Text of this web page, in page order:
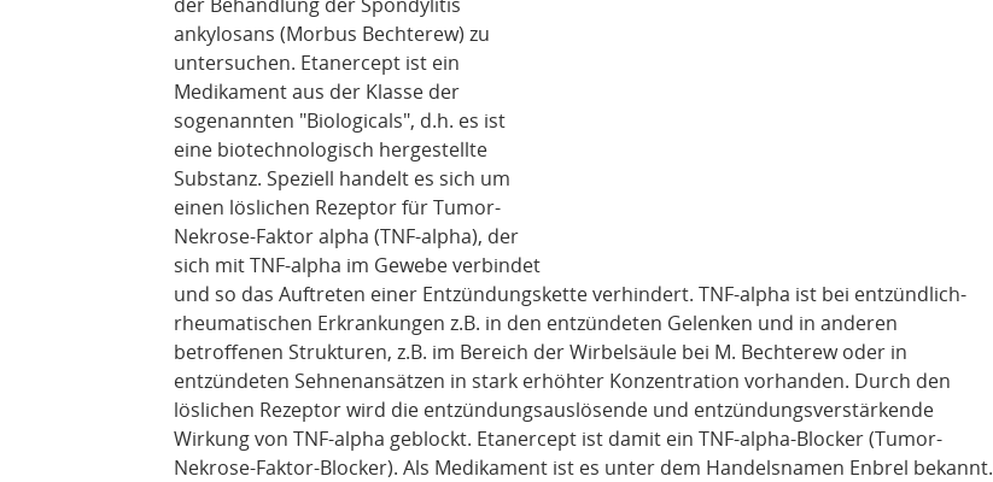
ankylosans (Morbus Bechterew) zu
untersuchen. Etanercept ist ein
Medikament aus der Klasse der
sogenannten "Biologicals", d.h. es ist
eine biotechnologisch hergestellte
Substanz. Speziell handelt es sich um
einen löslichen Rezeptor für Tumor-
Nekrose-Faktor alpha (TNF-alpha), der
sich mit TNF-alpha im Gewebe verbindet
und so das Auftreten einer Entzündungskette verhindert. TNF-alpha ist bei entzündlich-
rheumatischen Erkrankungen z.B. in den entzündeten Gelenken und in anderen
betroffenen Strukturen, z.B. im Bereich der Wirbelsäule bei M. Bechterew oder in
entzündeten Sehnenansätzen in stark erhöhter Konzentration vorhanden. Durch den
löslichen Rezeptor wird die entzündungsauslösende und entzündungsverstärkende
Wirkung von TNF-alpha geblockt. Etanercept ist damit ein TNF-alpha-Blocker (Tumor-
Nekrose-Faktor-Blocker). Als Medikament ist es unter dem Handelsnamen Enbrel bekannt.